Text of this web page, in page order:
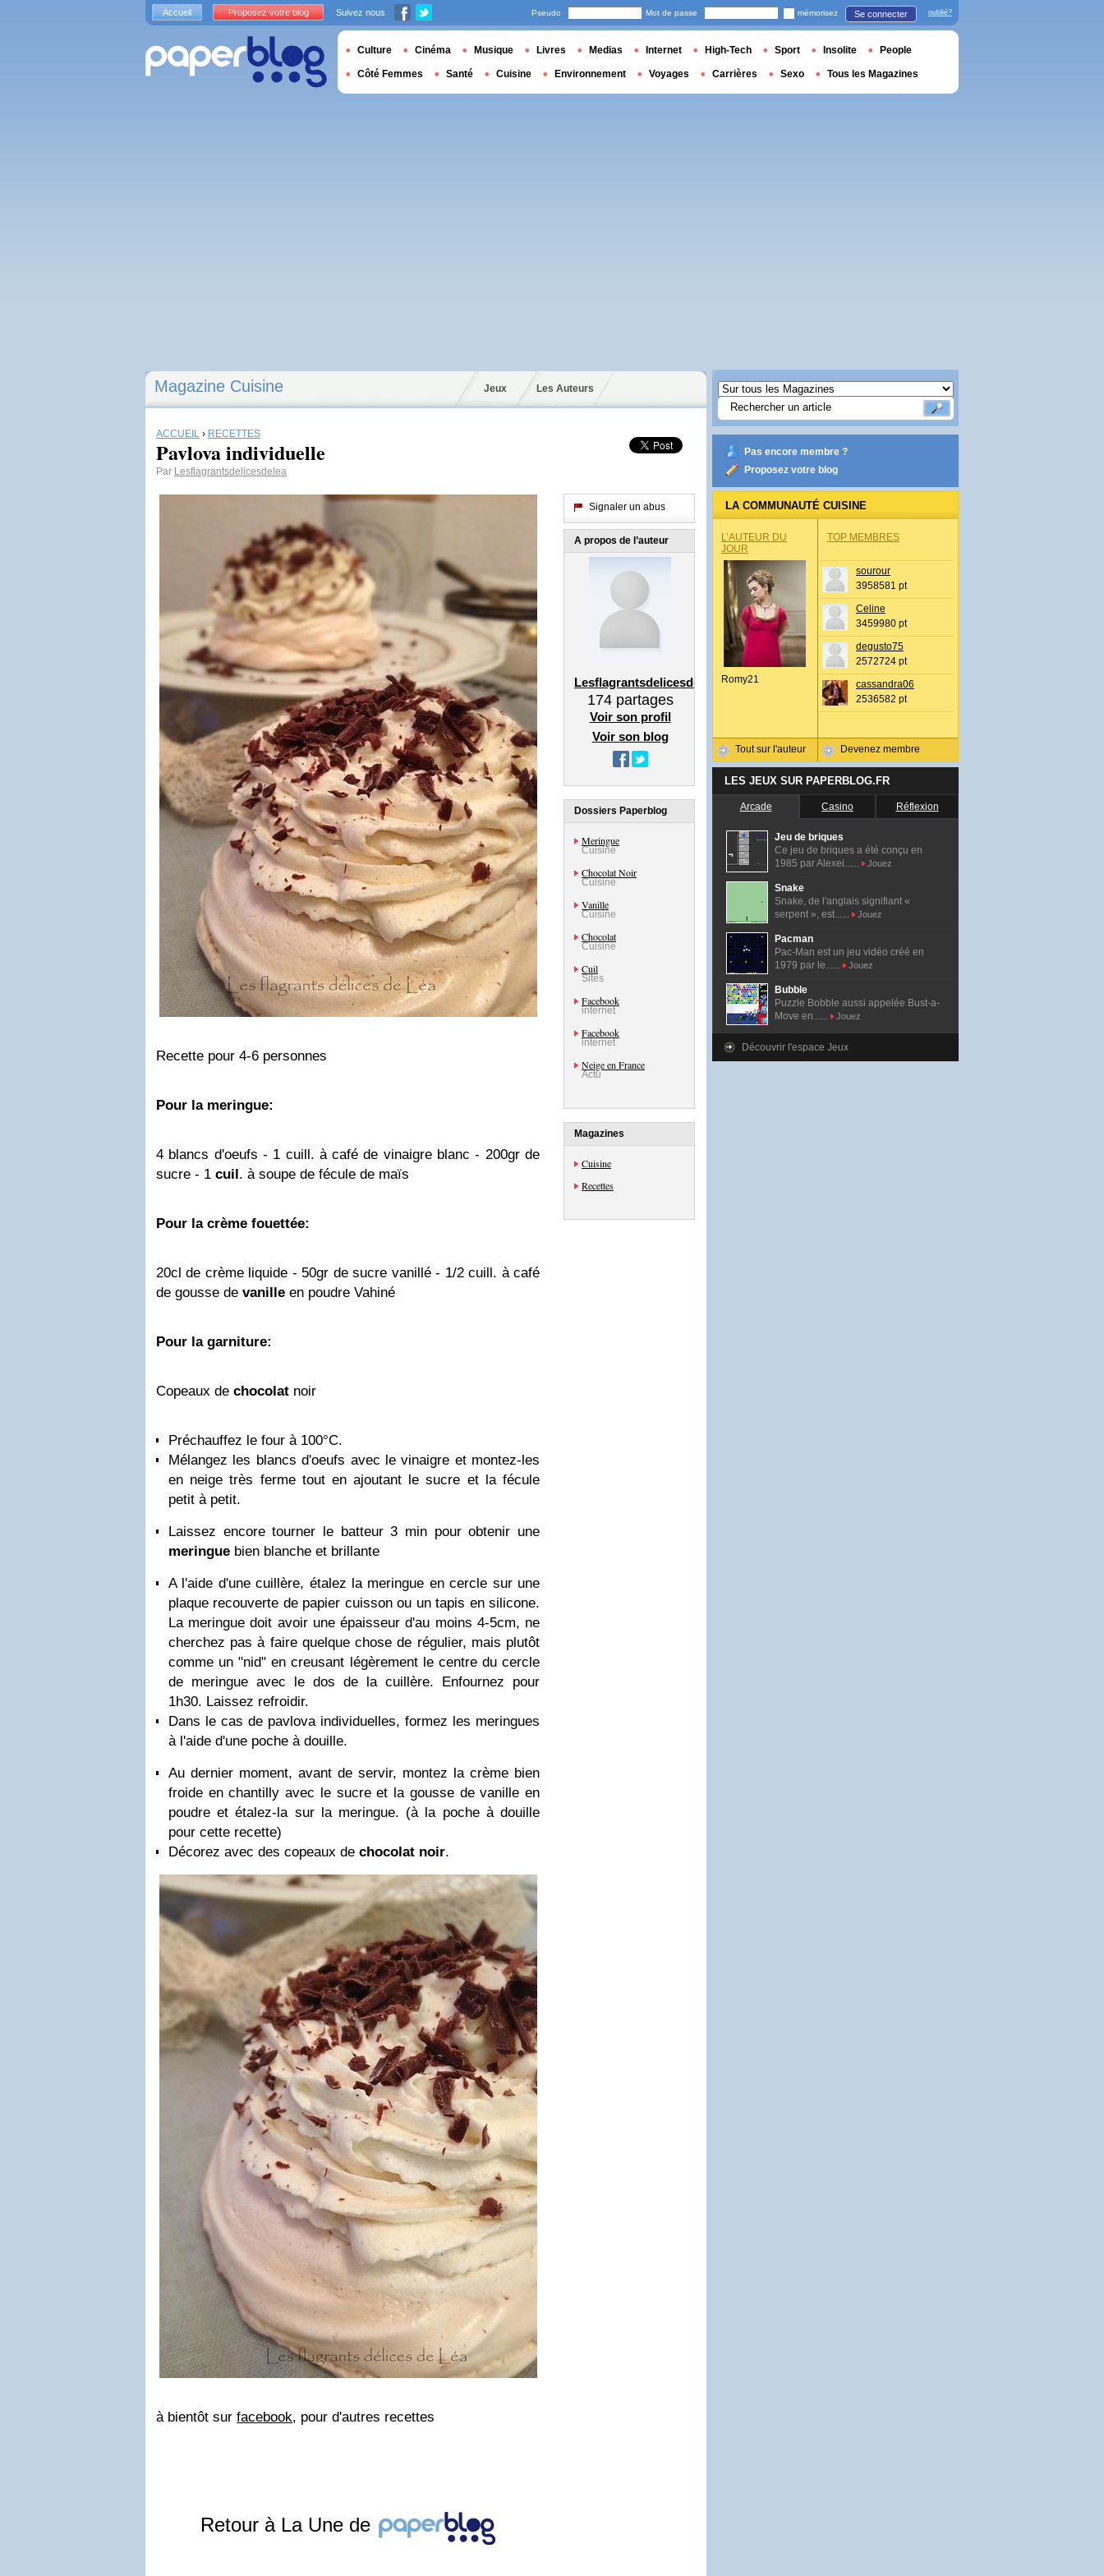
Magazine Cuisine Jeux Les Auteurs
ACCUEIL › RECETTES
Pavlova individuelle
Par Lesflagrantsdelicesdelea
Recette pour 4-6 personnes
Pour la meringue:
4 blancs d'oeufs - 1 cuill. à café de vinaigre blanc - 200gr de
sucre - 1 cuil. à soupe de fécule de maïs
Pour la crème fouettée:
20cl de crème liquide - 50gr de sucre vanillé - 1/2 cuill. à café
de gousse de vanille en poudre Vahiné
Pour la garniture:
Copeaux de chocolat noir
Préchauffez le four à 100°C.
Mélangez les blancs d'oeufs avec le vinaigre et montez-les
en neige très ferme tout en ajoutant le sucre et la fécule
petit à petit.
Laissez encore tourner le batteur 3 min pour obtenir une
meringue bien blanche et brillante
A l'aide d'une cuillère, étalez la meringue en cercle sur une
plaque recouverte de papier cuisson ou un tapis en silicone.
La meringue doit avoir une épaisseur d'au moins 4-5cm, ne
cherchez pas à faire quelque chose de régulier, mais plutôt
comme un "nid" en creusant légèrement le centre du cercle
de meringue avec le dos de la cuillère. Enfournez pour
1h30. Laissez refroidir.
Dans le cas de pavlova individuelles, formez les meringues
à l'aide d'une poche à douille.
Au dernier moment, avant de servir, montez la crème bien
froide en chantilly avec le sucre et la gousse de vanille en
poudre et étalez-la sur la meringue. (à la poche à douille
pour cette recette)
Décorez avec des copeaux de chocolat noir.
à bientôt sur facebook, pour d'autres recettes
Retour à La Une de
Signaler un abus
A propos de l’auteur
Lesflagrantsdelicesdelea
174partages
Voir son profil
Voir son blog
Dossiers Paperblog
Meringue
Cuisine
Chocolat Noir
Cuisine
Vanille
Cuisine
Chocolat
Cuisine
Cuil
Sites
Facebook
internet
Facebook
internet
Neige en France
Actu
Magazines
Cuisine
Recettes
Pas encore membre ?
Proposez votre blog
LA COMMUNAUTÉ CUISINE
L’AUTEUR DU
JOUR
Romy21
Tout sur l'auteur
TOP MEMBRES
sourour
3958581 pt
Celine
3459980 pt
degusto75
2572724 pt
cassandra06
2536582 pt
Devenez membre
LES JEUX SUR PAPERBLOG.FR
Arcade Casino Réflexion
Jeu de briques
Ce jeu de briques a été conçu en
1985 par Alexei......
Jouez
Snake
Snake, de l'anglais signifiant «
serpent », est......
Jouez
Pacman
Pac-Man est un jeu vidéo créé en
1979 par le......
Jouez
Bubble
Puzzle Bobble aussi appelée Bust-a-
Move en......
Jouez
Découvrir l'espace Jeux
Accueil Proposez votre blog Suivez nous Pseudo Mot de passe mémorisez Se connecter oublié?
Culture Cinéma Musique Livres Medias Internet High-Tech Sport Insolite People
Côté Femmes Santé Cuisine Environnement Voyages Carrières Sexo Tous les Magazines